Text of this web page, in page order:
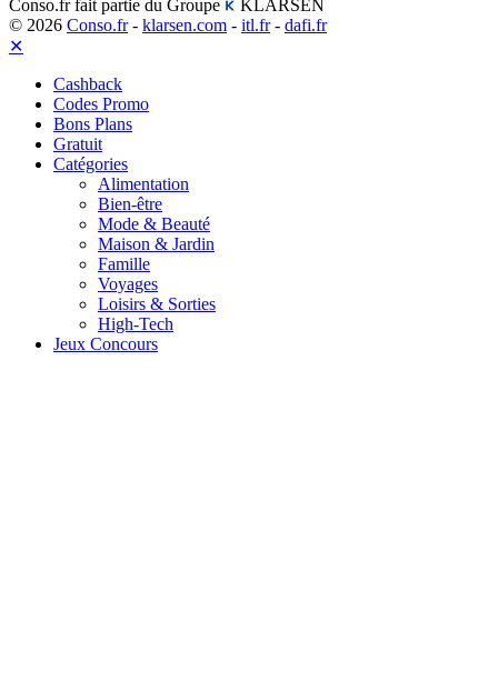
Conso.fr fait partie du Groupe
KLARSEN
© 2026 Conso.fr- klarsen.com - itl.fr- dafi.fr
✕
Cashback
Codes Promo
Bons Plans
Gratuit
Catégories
Alimentation
Bien-être
Mode & Beauté
Maison & Jardin
Famille
Voyages
Loisirs & Sorties
High-Tech
Jeux Concours